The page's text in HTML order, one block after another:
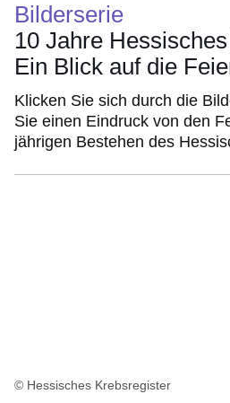
Bilderserie
10 Jahre
Ein Blick auf die
Klicken Sie sich durch die
Sie einen Eindruck von den
jährigen Bestehen des
© Hessisches Krebsregister